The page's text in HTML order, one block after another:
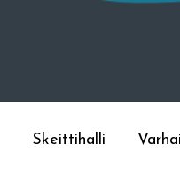
Skeittihalli